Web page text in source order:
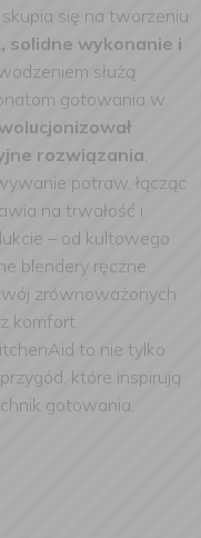
się na tworzeniu
solidne wykonanie i
służą
gotowania w
rozwiązania,
potraw, łącząc
na trwałość i
– od kultowego
blendery ręczne.
zrównoważonych
komfort
to nie tylko
które inspirują
gotowania.